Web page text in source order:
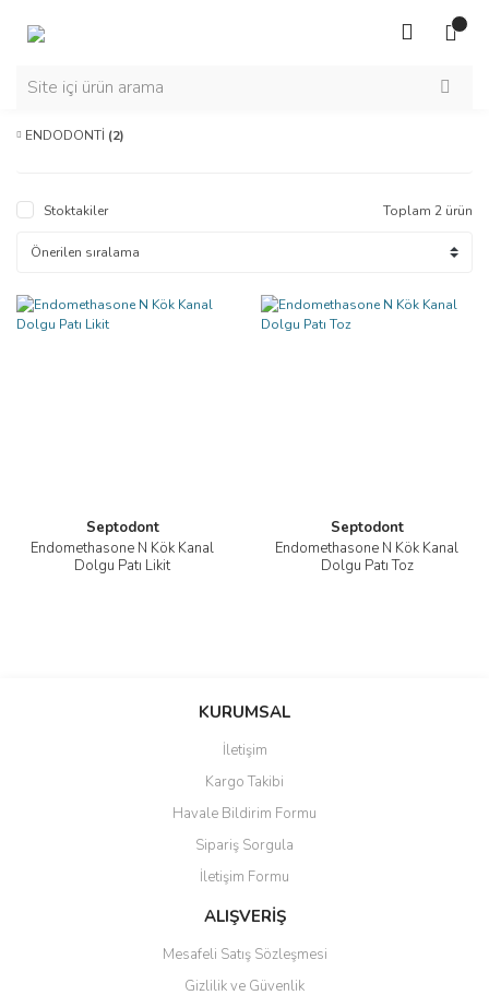
ENDODONTİ (2)
Stoktakiler Toplam 2 ürün
Septodont
Endomethasone N Kök Kanal
Dolgu Patı Likit
Septodont
Endomethasone N Kök Kanal
Dolgu Patı Toz
KURUMSAL
İletişim
Kargo Takibi
Havale Bildirim Formu
Sipariş Sorgula
İletişim Formu
ALIŞVERİŞ
Mesafeli Satış Sözleşmesi
Gizlilik ve Güvenlik